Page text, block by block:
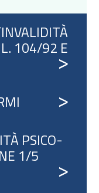
L. 104/92 E
PSICO-
1/5